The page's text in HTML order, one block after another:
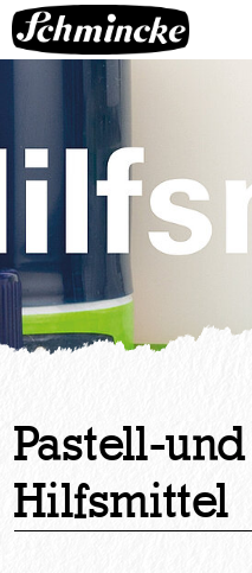
Direkt zur
Direkt zum Inhalt
Pastell-
Hilfsmittel